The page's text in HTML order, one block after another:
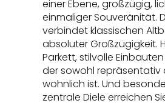
einer Ebene, großzügig,
einmaliger Souveränität.
verbindet klassischen
absoluter Großzügigkeit.
Parkett, stilvolle
der sowohl
wohnlich ist. Und
zentrale Diele erreichen